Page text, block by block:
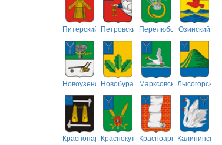
Питерский ПетровскийПерелюбскийОзинский
НовоузенскийНовобурасскийМарксовскийЛысогорский
Краснопартизанский
КраснокутскийКрасноармейский
Калининский